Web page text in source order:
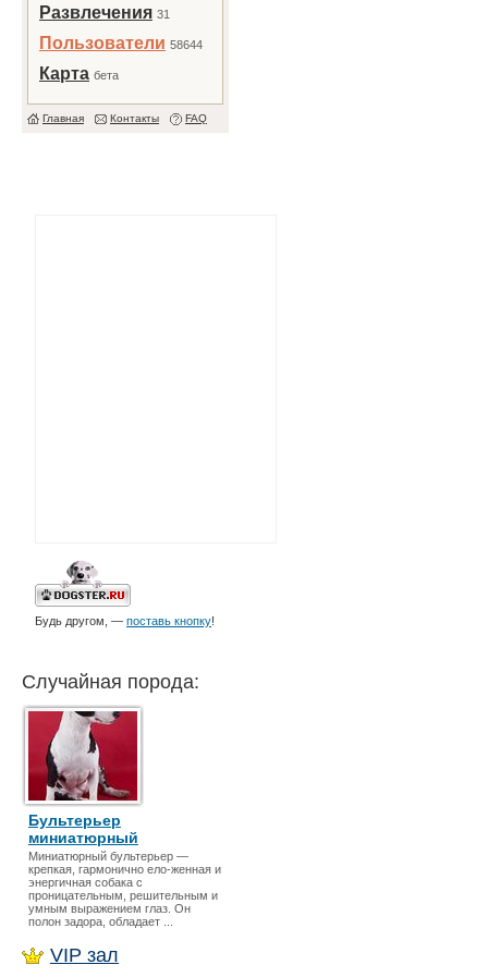
Развлечения 31
Пользователи 58644
Карта бета
Главная Контакты FAQ
Будь другом, — поставь кнопку!
Случайная порода:
Бультерьер
миниатюрный
Миниатюрный бультерьер —
крепкая, гармонично ело-женная и
энергичная собака с
проницательным, решительным и
умным выражением глаз. Он
полон задора, обладает ...
VIP зал